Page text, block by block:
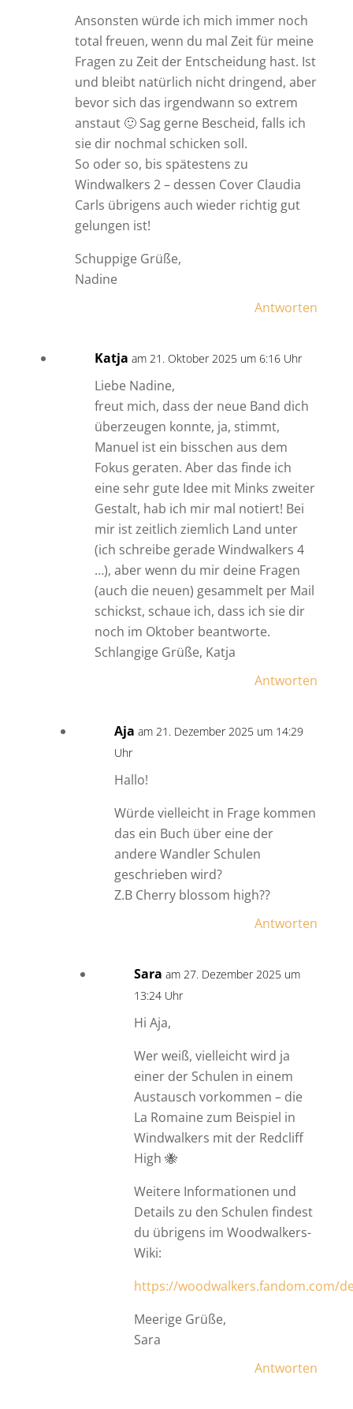
Ansonsten würde ich mich immer noch
total freuen, wenn du mal Zeit für meine
Fragen zu Zeit der Entscheidung hast. Ist
und bleibt natürlich nicht dringend, aber
bevor sich das irgendwann so extrem
anstaut 🙂 Sag gerne Bescheid, falls ich
sie dir nochmal schicken soll.
So oder so, bis spätestens zu
Windwalkers 2 – dessen Cover Claudia
Carls übrigens auch wieder richtig gut
gelungen ist!
Schuppige Grüße,
Nadine
Antworten
Katja am 21. Oktober 2025 um 6:16 Uhr
Liebe Nadine,
freut mich, dass der neue Band dich
überzeugen konnte, ja, stimmt,
Manuel ist ein bisschen aus dem
Fokus geraten. Aber das finde ich
eine sehr gute Idee mit Minks zweiter
Gestalt, hab ich mir mal notiert! Bei
mir ist zeitlich ziemlich Land unter
(ich schreibe gerade Windwalkers 4
…), aber wenn du mir deine Fragen
(auch die neuen) gesammelt per Mail
schickst, schaue ich, dass ich sie dir
noch im Oktober beantworte.
Schlangige Grüße, Katja
Antworten
Aja am 21. Dezember 2025 um 14:29
Uhr
Hallo!
Würde vielleicht in Frage kommen
das ein Buch über eine der
andere Wandler Schulen
geschrieben wird?
Z.B Cherry blossom high??
Antworten
Sara am 27. Dezember 2025 um
13:24 Uhr
Hi Aja,
Wer weiß, vielleicht wird ja
einer der Schulen in einem
Austausch vorkommen – die
La Romaine zum Beispiel in
Windwalkers mit der Redcliff
High 🐝
Weitere Informationen und
Details zu den Schulen findest
du übrigens im Woodwalkers-
Wiki:
https://woodwalkers.fandom.com/
Meerige Grüße,
Sara
Antworten